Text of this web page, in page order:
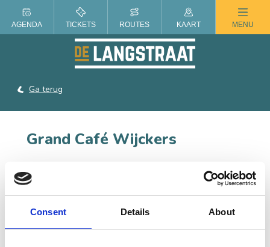
Consent Details About
ZOMER IN DE LANGSTRAAT
Ga terug
Grand Café Wijckers
Voor een verse koffie in de ochtend, een eerlijke
heerlijke lunch tot een diner met wie je maar lief hebt.
AGENDA TICKETS ROUTES KAART MENU